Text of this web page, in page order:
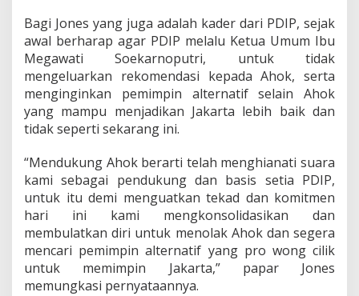
Bagi Jones yang juga adalah kader dari PDIP, sejak
awal berharap agar PDIP melalu Ketua Umum Ibu
Megawati Soekarnoputri, untuk tidak
mengeluarkan rekomendasi kepada Ahok, serta
menginginkan pemimpin alternatif selain Ahok
yang mampu menjadikan Jakarta lebih baik dan
tidak seperti sekarang ini.
“Mendukung Ahok berarti telah menghianati suara
kami sebagai pendukung dan basis setia PDIP,
untuk itu demi menguatkan tekad dan komitmen
hari ini kami mengkonsolidasikan dan
membulatkan diri untuk menolak Ahok dan segera
mencari pemimpin alternatif yang pro wong cilik
untuk memimpin Jakarta,” papar Jones
memungkasi pernyataannya.